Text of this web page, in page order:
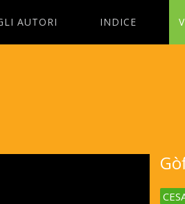
AUTORI INDICE